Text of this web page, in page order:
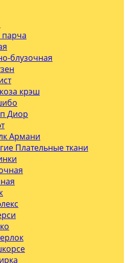
парча
блузочная
крэш
Диор
Армани
Плательные ткани